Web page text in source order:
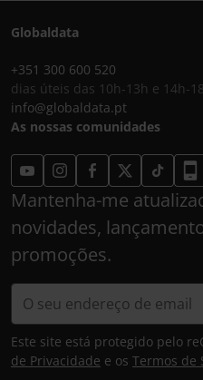
Globaldata
+351 300 600 520
dias úteis das 10h-13h e 14h-
info@globaldata.pt
As nossas comunidades
Mantenha-me
novidades,
promoções.
Este site está protegido pelo
de Privacidade e os Termos de